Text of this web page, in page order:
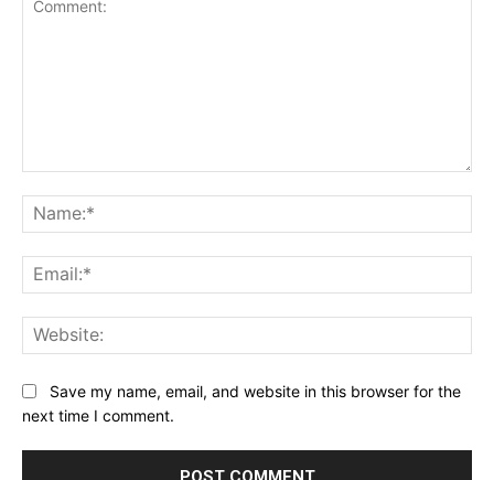
Save my name, email, and website in this browser for the
next time I comment.